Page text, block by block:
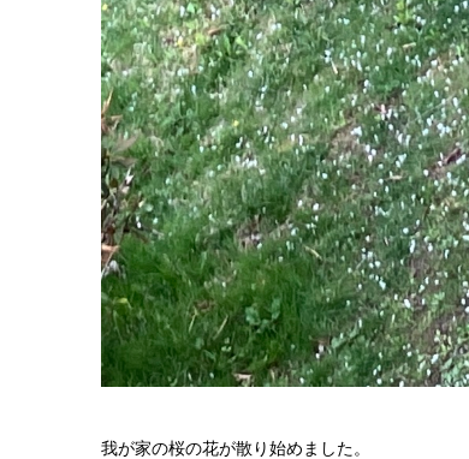
我が家の桜の花が散り始めました。